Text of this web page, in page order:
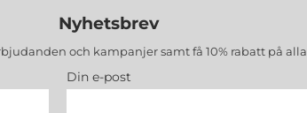
Nyhetsbrev
och kampanjer samt få 10% rabatt på alla
Din e-post